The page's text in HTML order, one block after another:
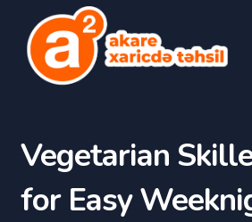
Vegetarian
for Easy